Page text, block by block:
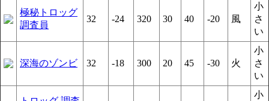
極秘トロッグ
調査員
32 -24 320 30 40 -20 風
小
さ
い
深海のゾンビ 32 -18 300 20 45 -30 火
小
さ
い
小